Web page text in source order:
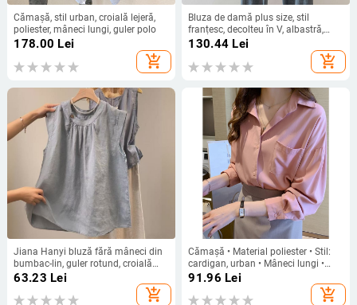
Cămașă, stil urban, croială lejeră,
poliester, mâneci lungi, guler polo
178.00 Lei
add_shopping_cart
Bluza de damă plus size, stil
franțesc, decolteu în V, albastră,
toamnă 2025, talie evidențiată,
acoperire a burții, mâneci lungi
130.44 Lei
add_shopping_cart
Jiana Hanyi bluză fără mâneci din
bumbac-lin, guler rotund, croială
lejeră, stil pulover, lungime standard
63.23 Lei
add_shopping_cart
Cămașă • Material poliester • Stil:
cardigan, urban • Mâneci lungi •
Guler rever
91.96 Lei
add_shopping_cart